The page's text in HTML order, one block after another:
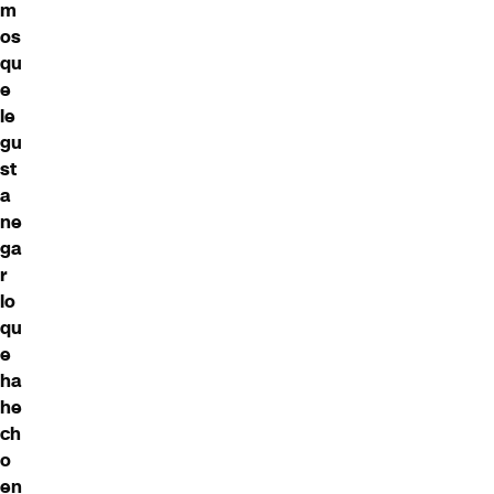
m
os
qu
e
le
gu
st
a
ne
ga
r
lo
qu
e
ha
he
ch
o
en